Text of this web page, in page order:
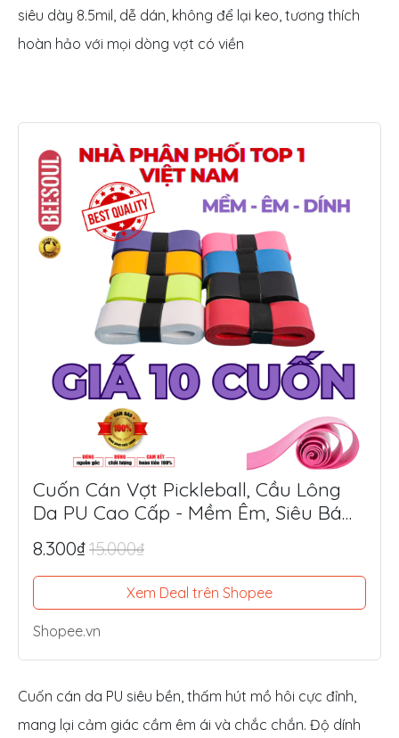
siêu dày 8.5mil, dễ dán, không để lại keo, tương thích
hoàn hảo với mọi dòng vợt có viền
Cuốn Cán Vợt Pickleball, Cầu Lông
Da PU Cao Cấp - Mềm Êm, Siêu Bám
Tay, Chống Trượt Tối Ưu
8.300₫15.000₫
Xem Deal trên Shopee
Shopee.vn
Cuốn cán da PU siêu bền, thấm hút mồ hôi cực đỉnh,
mang lại cảm giác cầm êm ái và chắc chắn. Độ dính